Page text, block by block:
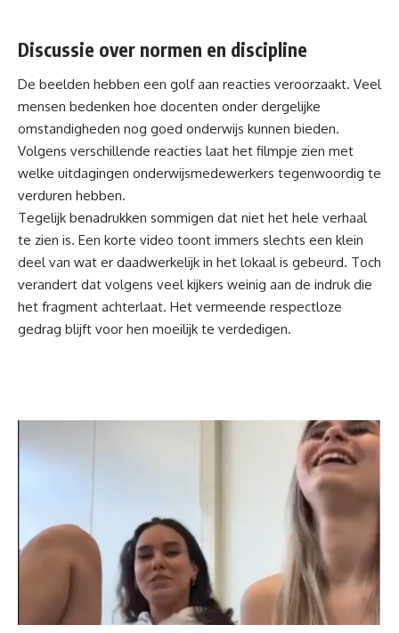
Discussie over normen en discipline
De beelden hebben een golf aan reacties veroorzaakt. Veel
mensen bedenken hoe docenten onder dergelijke
omstandigheden nog goed onderwijs kunnen bieden.
Volgens verschillende reacties laat het filmpje zien met
welke uitdagingen onderwijsmedewerkers tegenwoordig te
verduren hebben.
Tegelijk benadrukken sommigen dat niet het hele verhaal
te zien is. Een korte video toont immers slechts een klein
deel van wat er daadwerkelijk in het lokaal is gebeurd. Toch
verandert dat volgens veel kijkers weinig aan de indruk die
het fragment achterlaat. Het vermeende respectloze
gedrag blijft voor hen moeilijk te verdedigen.